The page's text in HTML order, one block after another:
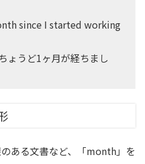
since I started working
ょうど1ヶ月が経ちまし
ある文書など、「month」を